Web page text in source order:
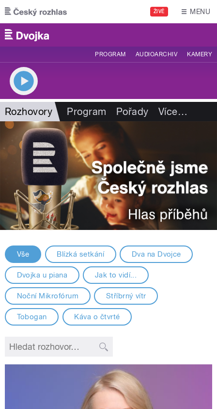
Přejít k hlavnímu obsahu
ŽIVĚ MENU
PROGRAM AUDIOARCHIV KAMERY
Rozhovory Program Pořady Více…
Vše Blízká setkání Dva na Dvojce
Dvojka u piana Jak to vidí...
Noční Mikrofórum Stříbrný vítr
Tobogan Káva o čtvrté